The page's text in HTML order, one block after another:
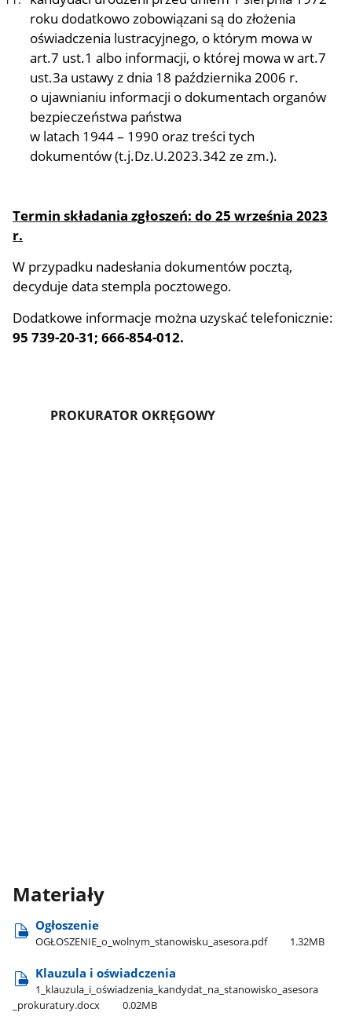
roku dodatkowo zobowiązani są do złożenia
oświadczenia lustracyjnego, o którym mowa w
art.7 ust.1 albo informacji, o której mowa w art.7
ust.3a ustawy z dnia 18 października 2006 r.
o ujawnianiu informacji o dokumentach organów
bezpieczeństwa państwa
w latach 1944 – 1990 oraz treści tych
dokumentów (t.j.Dz.U.2023.342 ze zm.).
Termin składania zgłoszeń: do 25 września 2023
r.
W przypadku nadesłania dokumentów pocztą,
decyduje data stempla pocztowego.
Dodatkowe informacje można uzyskać telefonicznie:
95 739-20-31; 666-854-012.
PROKURATOR OKRĘGOWY
Materiały
Ogłoszenie
OGŁOSZENIE​_o​_wolnym​_stanowisku​_asesora.pdf 1.32MB
Klauzula i oświadczenia
1​_klauzula​_i​_oświadzenia​_kandydat​_na​_stanowisko​_asesora​
_prokuratury.docx
0.02MB